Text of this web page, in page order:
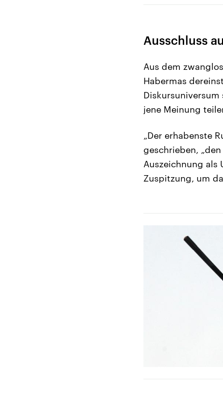
Ausschluss
Aus dem
Habermas
jene Meinung
„Der erhabenste
geschrieben,
Auszeichnung als
Zuspitzung, um